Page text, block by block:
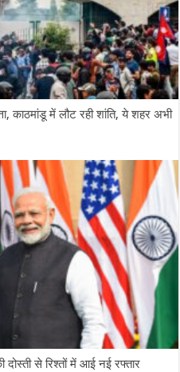
काठमांडू में लौट रही शांति, ये शहर अभी
दोस्ती से रिश्तों में आई नई रफ्तार